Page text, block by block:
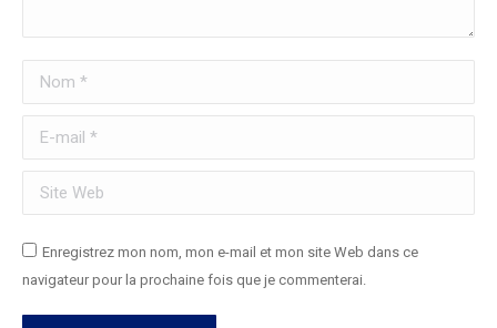
Nom *
E-mail *
Site Web
Enregistrez mon nom, mon e-mail et mon site Web dans ce
navigateur pour la prochaine fois que je commenterai.